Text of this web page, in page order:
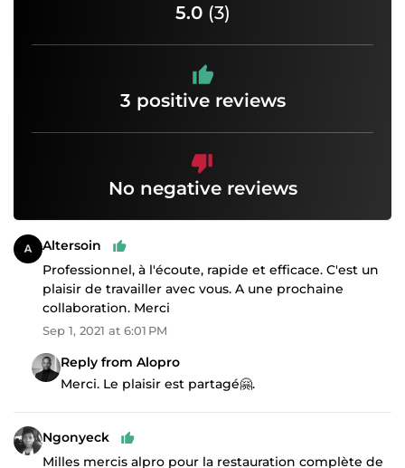
5.0 (3)
3 positive reviews
No negative reviews
Altersoin
Professionnel, à l'écoute, rapide et efficace. C'est un
plaisir de travailler avec vous. A une prochaine
collaboration. Merci
Sep 1, 2021 at 6:01 PM
Reply from Alopro
Merci. Le plaisir est partagé🤗.
Ngonyeck
Milles mercis alpro pour la restauration complète de